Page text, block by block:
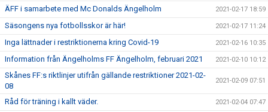
ÄFF i samarbete med Mc Donalds Ängelholm 2021-02-17 18:59
Säsongens nya fotbollsskor är här! 2021-02-17 11:24
Inga lättnader i restriktionerna kring Covid-19 2021-02-16 10:35
Information från Ängelholms FF Ängelholm, februari 2021 2021-02-10 10:12
Skånes FF:s riktlinjer utifrån gällande restriktioner 2021-02-
08
2021-02-09 07:51
Råd för träning i kallt väder. 2021-02-04 07:47